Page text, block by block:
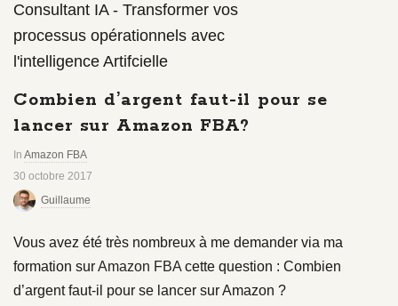
Consultant IA - Transformer vos
processus opérationnels avec
l'intelligence Artifcielle
Combien d’argent faut-il pour se
lancer sur Amazon FBA?
In Amazon FBA
30 octobre 2017
Guillaume
Vous avez été très nombreux à me demander via ma
formation surAmazon FBA cette question : Combien
d’argent faut-il pour se lancer sur Amazon ?